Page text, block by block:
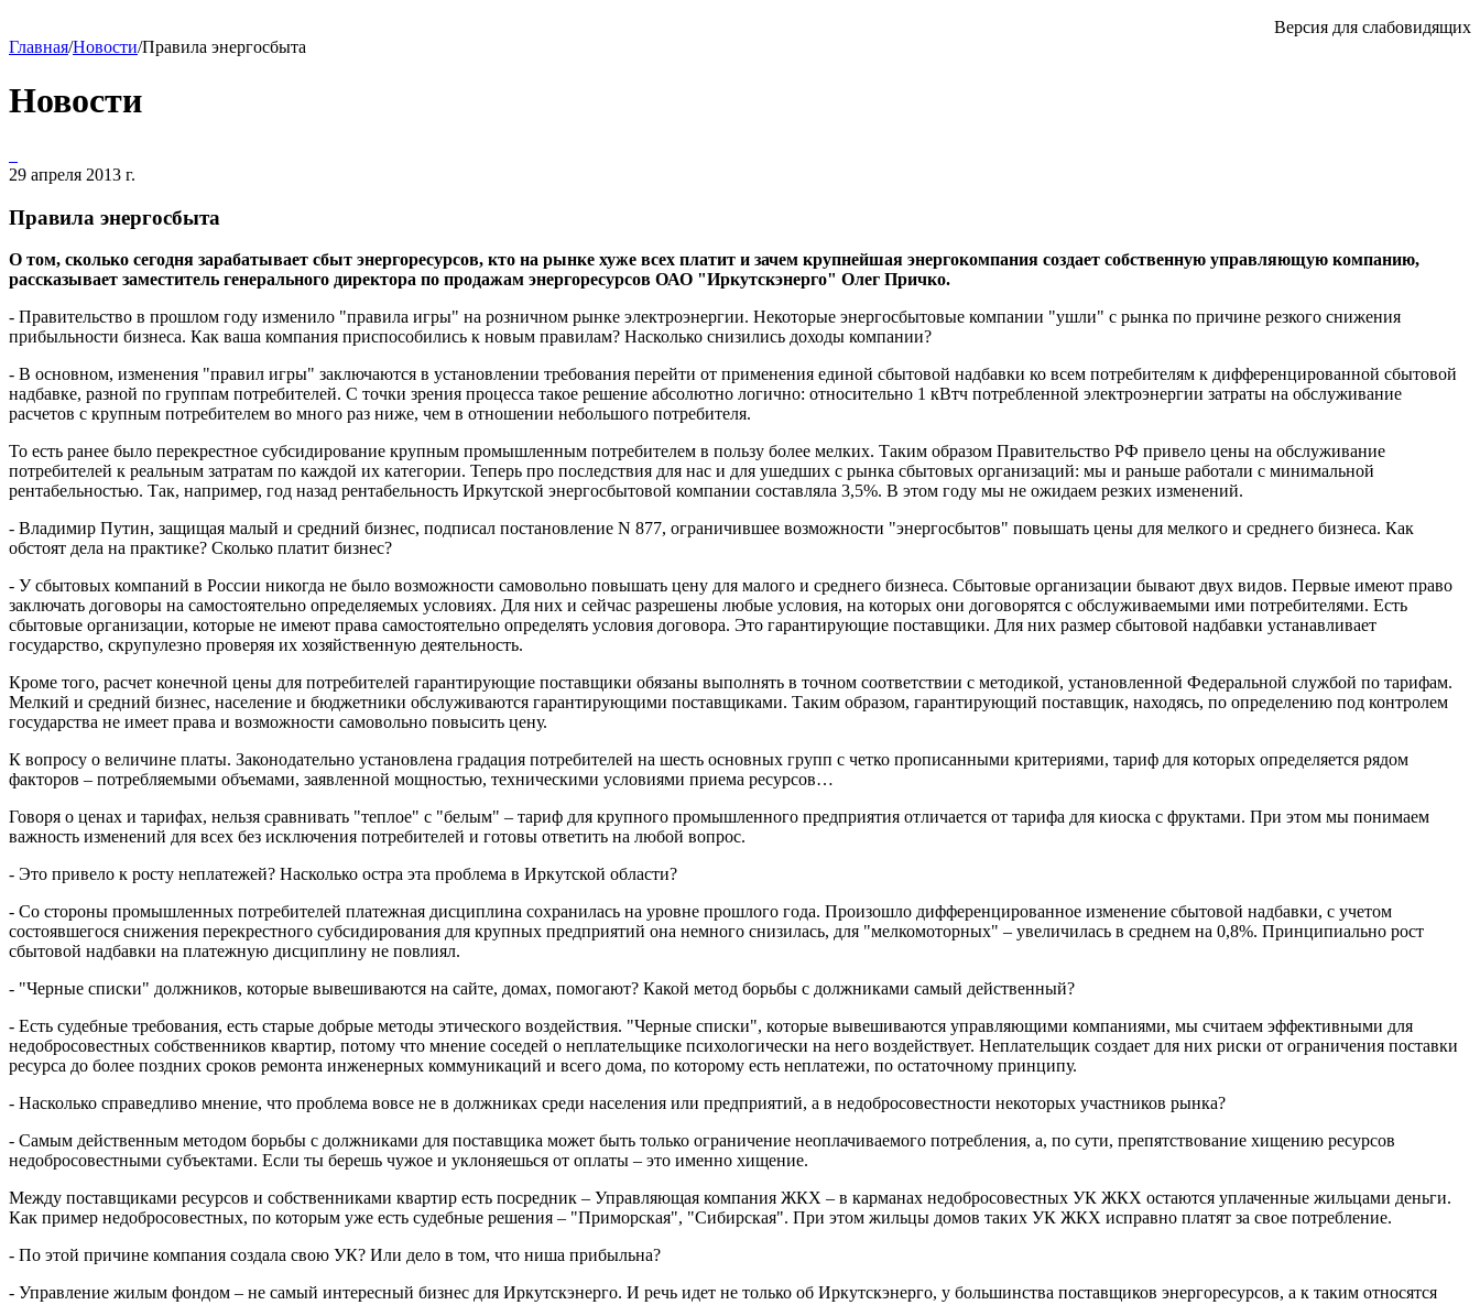
Версия для слабовидящих
Главная/Новости/Правила энергосбыта
Новости
29 апреля 2013 г.
Правила энергосбыта
О том, сколько сегодня зарабатывает сбыт энергоресурсов, кто на рынке хуже всех платит и зачем крупнейшая энергокомпания создает собственную управляющую компанию,
рассказывает заместитель генерального директора по продажам энергоресурсов ОАО "Иркутскэнерго" Олег Причко.
- Правительство в прошлом году изменило "правила игры" на розничном рынке электроэнергии. Некоторые энергосбытовые компании "ушли" с рынка по причине резкого снижения
прибыльности бизнеса. Как ваша компания приспособились к новым правилам? Насколько снизились доходы компании?
- В основном, изменения "правил игры" заключаются в установлении требования перейти от применения единой сбытовой надбавки ко всем потребителям к дифференцированной сбытовой
надбавке, разной по группам потребителей. С точки зрения процесса такое решение абсолютно логично: относительно 1 кВтч потребленной электроэнергии затраты на обслуживание
расчетов с крупным потребителем во много раз ниже, чем в отношении небольшого потребителя.
То есть ранее было перекрестное субсидирование крупным промышленным потребителем в пользу более мелких. Таким образом Правительство РФ привело цены на обслуживание
потребителей к реальным затратам по каждой их категории. Теперь про последствия для нас и для ушедших с рынка сбытовых организаций: мы и раньше работали с минимальной
рентабельностью. Так, например, год назад рентабельность Иркутской энергосбытовой компании составляла 3,5%. В этом году мы не ожидаем резких изменений.
- Владимир Путин, защищая малый и средний бизнес, подписал постановление N 877, ограничившее возможности "энергосбытов" повышать цены для мелкого и среднего бизнеса. Как
обстоят дела на практике? Сколько платит бизнес?
- У сбытовых компаний в России никогда не было возможности самовольно повышать цену для малого и среднего бизнеса. Сбытовые организации бывают двух видов. Первые имеют право
заключать договоры на самостоятельно определяемых условиях. Для них и сейчас разрешены любые условия, на которых они договорятся с обслуживаемыми ими потребителями. Есть
сбытовые организации, которые не имеют права самостоятельно определять условия договора. Это гарантирующие поставщики. Для них размер сбытовой надбавки устанавливает
государство, скрупулезно проверяя их хозяйственную деятельность.
Кроме того, расчет конечной цены для потребителей гарантирующие поставщики обязаны выполнять в точном соответствии с методикой, установленной Федеральной службой по тарифам.
Мелкий и средний бизнес, население и бюджетники обслуживаются гарантирующими поставщиками. Таким образом, гарантирующий поставщик, находясь, по определению под контролем
государства не имеет права и возможности самовольно повысить цену.
К вопросу о величине платы. Законодательно установлена градация потребителей на шесть основных групп с четко прописанными критериями, тариф для которых определяется рядом
факторов – потребляемыми объемами, заявленной мощностью, техническими условиями приема ресурсов…
Говоря о ценах и тарифах, нельзя сравнивать "теплое" с "белым" – тариф для крупного промышленного предприятия отличается от тарифа для киоска с фруктами. При этом мы понимаем
важность изменений для всех без исключения потребителей и готовы ответить на любой вопрос.
- Это привело к росту неплатежей? Насколько остра эта проблема в Иркутской области?
- Со стороны промышленных потребителей платежная дисциплина сохранилась на уровне прошлого года. Произошло дифференцированное изменение сбытовой надбавки, с учетом
состоявшегося снижения перекрестного субсидирования для крупных предприятий она немного снизилась, для "мелкомоторных" – увеличилась в среднем на 0,8%. Принципиально рост
сбытовой надбавки на платежную дисциплину не повлиял.
- "Черные списки" должников, которые вывешиваются на сайте, домах, помогают? Какой метод борьбы с должниками самый действенный?
- Есть судебные требования, есть старые добрые методы этического воздействия. "Черные списки", которые вывешиваются управляющими компаниями, мы считаем эффективными для
недобросовестных собственников квартир, потому что мнение соседей о неплательщике психологически на него воздействует. Неплательщик создает для них риски от ограничения поставки
ресурса до более поздних сроков ремонта инженерных коммуникаций и всего дома, по которому есть неплатежи, по остаточному принципу.
- Насколько справедливо мнение, что проблема вовсе не в должниках среди населения или предприятий, а в недобросовестности некоторых участников рынка?
- Самым действенным методом борьбы с должниками для поставщика может быть только ограничение неоплачиваемого потребления, а, по сути, препятствование хищению ресурсов
недобросовестными субъектами. Если ты берешь чужое и уклоняешься от оплаты – это именно хищение.
Между поставщиками ресурсов и собственниками квартир есть посредник – Управляющая компания ЖКХ – в карманах недобросовестных УК ЖКХ остаются уплаченные жильцами деньги.
Как пример недобросовестных, по которым уже есть судебные решения – "Приморская", "Сибирская". При этом жильцы домов таких УК ЖКХ исправно платят за свое потребление.
- По этой причине компания создала свою УК? Или дело в том, что ниша прибыльна?
- Управление жилым фондом – не самый интересный бизнес для Иркутскэнерго. И речь идет не только об Иркутскэнерго, у большинства поставщиков энергоресурсов, а к таким относятся